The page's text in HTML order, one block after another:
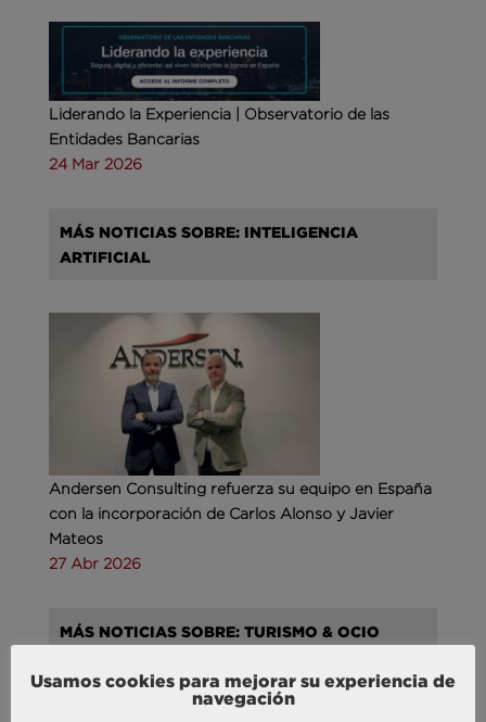
Liderando la Experiencia | Observatorio de las
Entidades Bancarias
24 Mar 2026
MÁS NOTICIAS SOBRE: INTELIGENCIA
ARTIFICIAL
Andersen Consulting refuerza su equipo en España
con la incorporación de Carlos Alonso y Javier
Mateos
27 Abr 2026
MÁS NOTICIAS SOBRE: TURISMO & OCIO
Usamos cookies para mejorar su experiencia de
navegación